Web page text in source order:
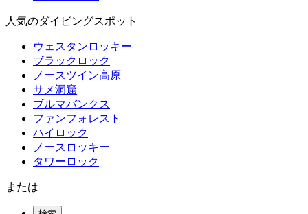
人気のダイビングスポット
ウェスタンロッキー
ブラックロック
ノースツイン高原
サメ洞窟
ブルマバンクス
ファンフォレスト
ハイロック
ノースロッキー
タワーロック
または